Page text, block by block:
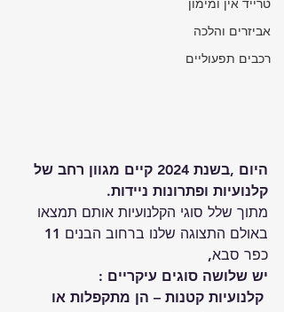
טרייד אין ומימון
אביזרים והלכה
רכבים תפעוליים
היום ,בשנת 2024 קיים מגוון רחב של
קלנועיות ופתרונות ניידות.
מתוך שלל סוגי הקלנועיות אותם תמצאו
באולם התצוגה
כפר סבא,
יש שלושה סוגים עיקריים :
קלנועיות קטנות – הן מתקפלות או